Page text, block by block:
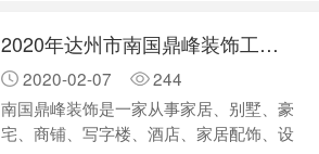
中…
场，提高市场的占有率，完成集团公司营
销网络在全国的市场布局。集团坚持和员
工一起成长的原则，给员工一个广阔的发
展空间，注重能力培养，素质教育;管理
能力的传授，是其成功晋升为有能力的职
2020年达州市南国鼎峰装饰工程有限公司招聘
2020-02-07
244
南国鼎峰装饰是一家从事家居、别墅、豪
宅、商铺、写字楼、酒店、家居配饰、设